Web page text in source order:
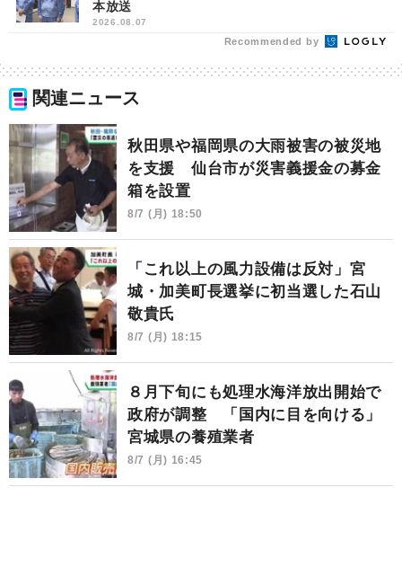
本放送
2026.08.07
Recommended by
関連ニュース
秋田県や福岡県の大雨被害の被災地
を支援 仙台市が災害義援金の募金
箱を設置
8/7 (月) 18:50
「これ以上の風力設備は反対」宮
城・加美町長選挙に初当選した石山
敬貴氏
8/7 (月) 18:15
８月下旬にも処理水海洋放出開始で
政府が調整 「国内に目を向ける」
宮城県の養殖業者
8/7 (月) 16:45